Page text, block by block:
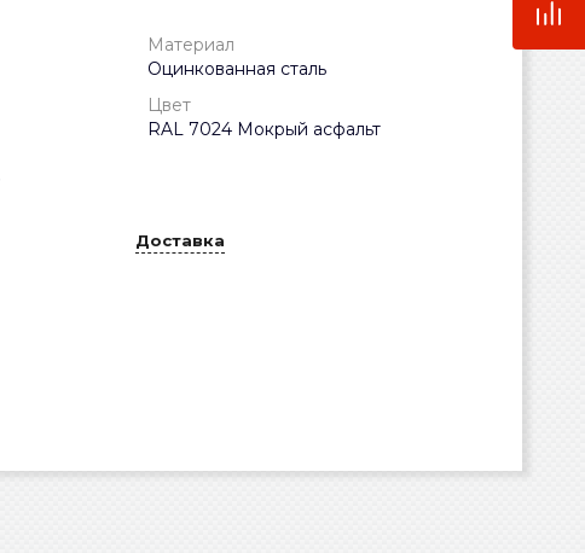
Материал
Оцинкованная сталь
Цвет
RAL 7024 Мокрый асфальт
Доставка